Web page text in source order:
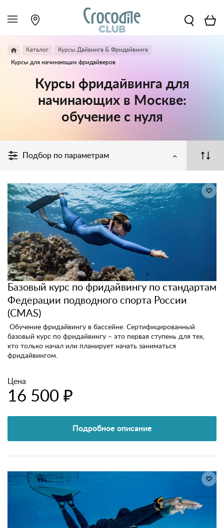
Каталог Курсы Дайвинга & Фридайвинга
Курсы для начинающих фридайверов
Курсы фридайвинга для
начинающих в Москве:
обучение с нуля
Подбор по параметрам
Базовый курс по фридайвингу по стандартам
Федерации подводного спорта России
(CMAS)
Обучение фридайвингу в бассейне. Сертифицированный
базовый курс по фридайвингу – это первая ступень для тех,
кто только начал или планирует начать заниматься
фридайвингом.
Цена
16 500 ₽
Подробное описание